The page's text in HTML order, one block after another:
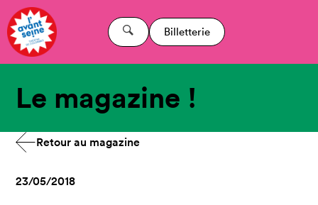
Billetterie
Le magazine !
Retour au magazine
23/05/2018